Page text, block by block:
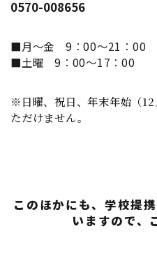
0570-008656
■月～金 9：00～21：00
■土曜 9：00～17：00
※日曜、祝日、年末年始（
ただけません。
このほかにも、学校提
いますので、